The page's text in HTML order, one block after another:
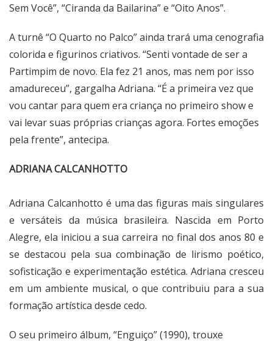
Sem Você”, “Ciranda da Bailarina” e “Oito Anos”.
A turnê “O Quarto no Palco” ainda trará uma cenografia
colorida e figurinos criativos. “Senti vontade de ser a
Partimpim de novo. Ela fez 21 anos, mas nem por isso
amadureceu”, gargalha Adriana. “É a primeira vez que
vou cantar para quem era criança no primeiro show e
vai levar suas próprias crianças agora. Fortes emoções
pela frente”, antecipa.
ADRIANA CALCANHOTTO
Adriana Calcanhotto é uma das figuras mais singulares
e versáteis da música brasileira. Nascida em Porto
Alegre, ela iniciou a sua carreira no final dos anos 80 e
se destacou pela sua combinação de lirismo poético,
sofisticação e experimentação estética. Adriana cresceu
em um ambiente musical, o que contribuiu para a sua
formação artística desde cedo.
O seu primeiro álbum, “Enguiço” (1990), trouxe